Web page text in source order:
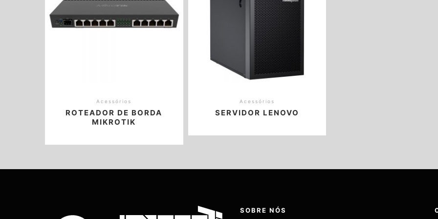
Acessórios
ROTEADOR DE BORDA
MIKROTIK
Acessórios
SERVIDOR LENOVO
SOBRE NÓS